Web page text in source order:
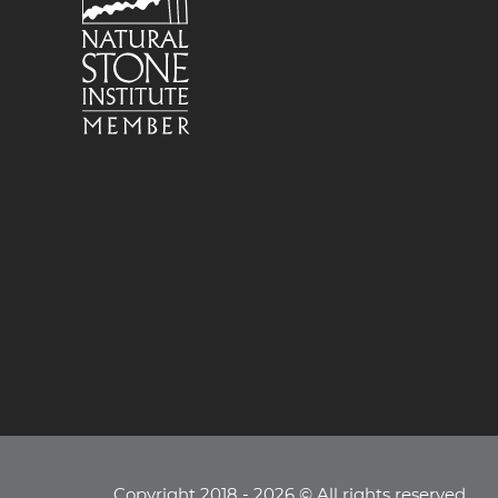
Copyright 2018 - 2026 © All rights reserved.